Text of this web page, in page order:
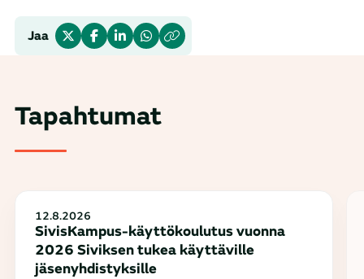
Jaa
Tapahtumat
12.8.2026
SivisKampus-käyttökoulutus vuonna
2026 Siviksen tukea käyttäville
jäsenyhdistyksille